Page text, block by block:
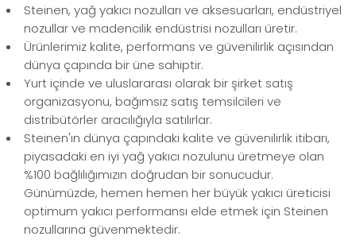
Steinen, yağ yakıcı nozulları ve aksesuarları, endüstriyel
nozullar ve madencilik endüstrisi nozulları üretir.
Ürünlerimiz kalite, performans ve güvenilirlik açısından
dünya çapında bir üne sahiptir.
Yurt içinde ve uluslararası olarak bir şirket satış
organizasyonu, bağımsız satış temsilcileri ve
distribütörler aracılığıyla satılırlar.
Steinen'ın dünya çapındaki kalite ve güvenilirlik itibarı,
piyasadaki en iyi yağ yakıcı nozulunu üretmeye olan
%100 bağlılığımızın doğrudan bir sonucudur.
Günümüzde, hemen hemen her büyük yakıcı üreticisi
optimum yakıcı performansı elde etmek için Steinen
nozullarına güvenmektedir.